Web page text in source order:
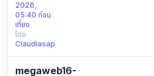
second
of
2024
Past
7
days
2026,
05:40 ก่อน
เที่ยง
โดย
Claudiasap
megaweb16-